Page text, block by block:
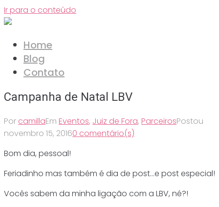
Ir para o conteúdo
Home
Blog
Contato
Campanha de Natal LBV
Por camillaEm Eventos, Juiz de Fora, ParceirosPostou
novembro 15, 20160 comentário(s)
Bom dia, pessoal!
Feriadinho mas também é dia de post…e post especial!
Vocês sabem da minha ligação com a LBV, né?!